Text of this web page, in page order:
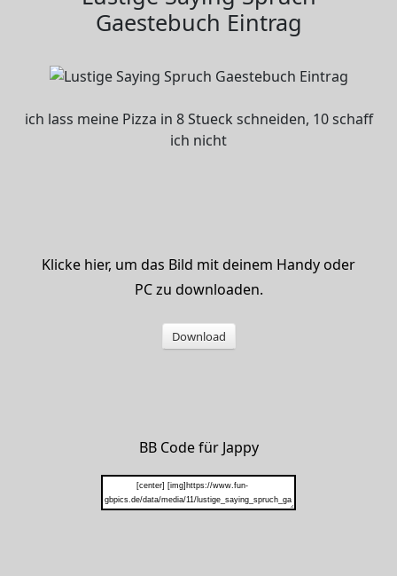
Gaestebuch Eintrag
ich lass meine Pizza in 8 Stueck schneiden, 10 schaff
ich nicht
Klicke hier, um das Bild mit deinem Handy oder
PC zu downloaden.
Download
BB Code für Jappy